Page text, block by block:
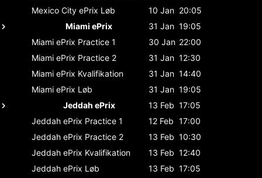
Mexico City ePrix Løb 10 Jan 20:05
Miami ePrix
31 Jan 19:05
Miami ePrix Practice 1 30 Jan 22:00
Miami ePrix Practice 2 31 Jan 12:30
Miami ePrix Kvalifikation 31 Jan 14:40
Miami ePrix Løb 31 Jan 19:05
Jeddah ePrix
13 Feb 17:05
Jeddah ePrix Practice 1 12 Feb 17:00
Jeddah ePrix Practice 2 13 Feb 10:30
Jeddah ePrix Kvalifikation 13 Feb 12:40
Jeddah ePrix Løb 13 Feb 17:05